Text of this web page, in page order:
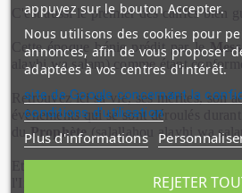
C'est aussi le premier des califes bien
Cette époque bénie prédit par le
alayhi wa salam) comme étant
Retrouvez ici sa vie, ses mérites, son
évènements qui se sont déroulés
duProphète (salallahou alayhi wa
Et notamment, les mouvements
appuyez sur le bouton Accepter.
Nous utilisons des cookies pour
annonces, afin de vous proposer
adaptées à vos centres d'intérêt.
site de Google concernant la
conditions d'utilisation
Plus d'informations
REJETER